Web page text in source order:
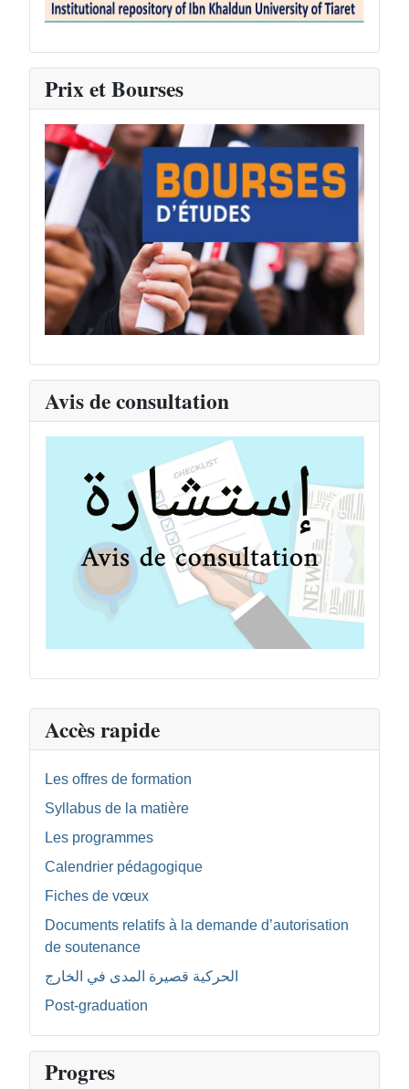
Accès rapide
Les offres de formation
Syllabus de la matière
Les programmes
Calendrier pédagogique
Fiches de vœux
Documents relatifs à la demande d’autorisation
de soutenance
الحركية قصيرة المدى في الخارج
Post-graduation
Progres
Prix et Bourses
Avis de consultation